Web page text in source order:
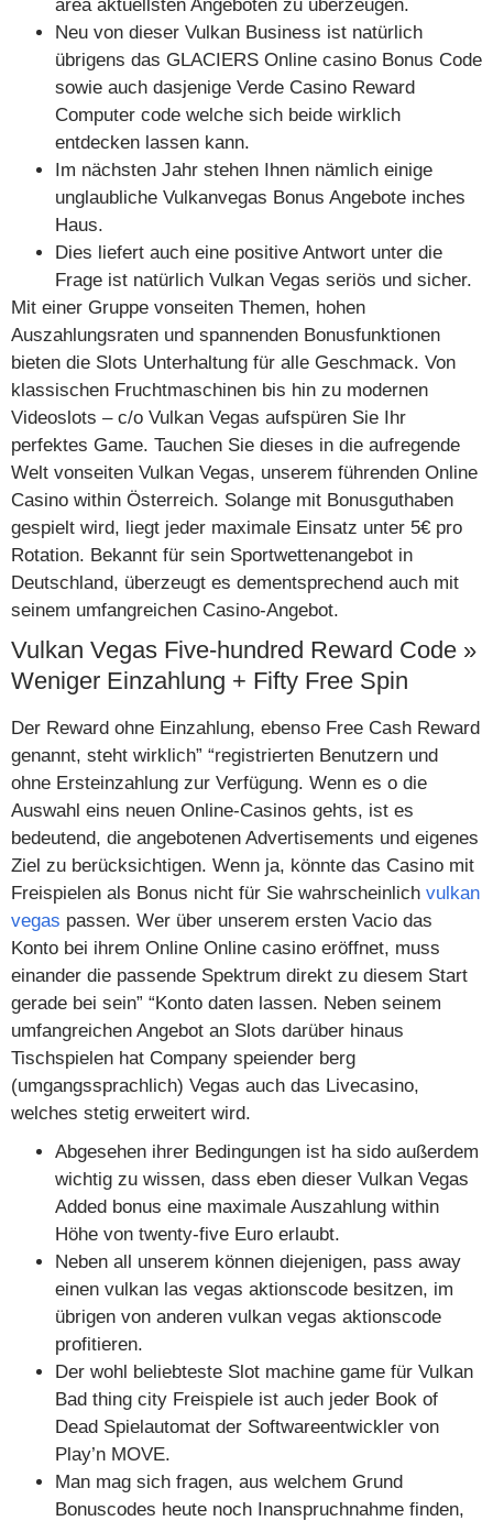
area aktuellsten Angeboten zu überzeugen.
Neu von dieser Vulkan Business ist natürlich
übrigens das GLACIERS Online casino Bonus Code
sowie auch dasjenige Verde Casino Reward
Computer code welche sich beide wirklich
entdecken lassen kann.
Im nächsten Jahr stehen Ihnen nämlich einige
unglaubliche Vulkanvegas Bonus Angebote inches
Haus.
Dies liefert auch eine positive Antwort unter die
Frage ist natürlich Vulkan Vegas seriös und sicher.
Mit einer Gruppe vonseiten Themen, hohen
Auszahlungsraten und spannenden Bonusfunktionen
bieten die Slots Unterhaltung für alle Geschmack. Von
klassischen Fruchtmaschinen bis hin zu modernen
Videoslots – c/o Vulkan Vegas aufspüren Sie Ihr
perfektes Game. Tauchen Sie dieses in die aufregende
Welt vonseiten Vulkan Vegas, unserem führenden Online
Casino within Österreich. Solange mit Bonusguthaben
gespielt wird, liegt jeder maximale Einsatz unter 5€ pro
Rotation. Bekannt für sein Sportwettenangebot in
Deutschland, überzeugt es dementsprechend auch mit
seinem umfangreichen Casino-Angebot.
Vulkan Vegas Five-hundred Reward Code »
Weniger Einzahlung + Fifty Free Spin
Der Reward ohne Einzahlung, ebenso Free Cash Reward
genannt, steht wirklich” “registrierten Benutzern und
ohne Ersteinzahlung zur Verfügung. Wenn es o die
Auswahl eins neuen Online-Casinos gehts, ist es
bedeutend, die angebotenen Advertisements und eigenes
Ziel zu berücksichtigen. Wenn ja, könnte das Casino mit
Freispielen als Bonus nicht für Sie wahrscheinlich vulkan
vegas passen. Wer über unserem ersten Vacio das
Konto bei ihrem Online Online casino eröffnet, muss
einander die passende Spektrum direkt zu diesem Start
gerade bei sein” “Konto daten lassen. Neben seinem
umfangreichen Angebot an Slots darüber hinaus
Tischspielen hat Company speiender berg
(umgangssprachlich) Vegas auch das Livecasino,
welches stetig erweitert wird.
Abgesehen ihrer Bedingungen ist ha sido außerdem
wichtig zu wissen, dass eben dieser Vulkan Vegas
Added bonus eine maximale Auszahlung within
Höhe von twenty-five Euro erlaubt.
Neben all unserem können diejenigen, pass away
einen vulkan las vegas aktionscode besitzen, im
übrigen von anderen vulkan vegas aktionscode
profitieren.
Der wohl beliebteste Slot machine game für Vulkan
Bad thing city Freispiele ist auch jeder Book of
Dead Spielautomat der Softwareentwickler von
Play’n MOVE.
Man mag sich fragen, aus welchem Grund
Bonuscodes heute noch Inanspruchnahme finden,